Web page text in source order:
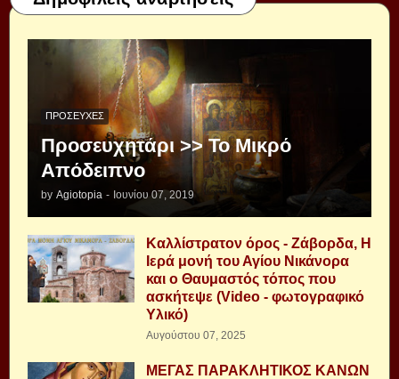
ΠΡΟΣΕΥΧΈΣ
Προσευχητάρι >> Το Μικρό
Απόδειπνο
by Agiotopia - Ιουνίου 07, 2019
Καλλίστρατον όρος - Ζάβορδα, Η
Ιερά μονή του Αγίου Νικάνορα
και ο Θαυμαστός τόπος που
ασκήτεψε (Video - φωτογραφικό
Υλικό)
Αυγούστου 07, 2025
ΜΕΓΑΣ ΠΑΡΑΚΛΗΤΙΚΟΣ ΚΑΝΩΝ